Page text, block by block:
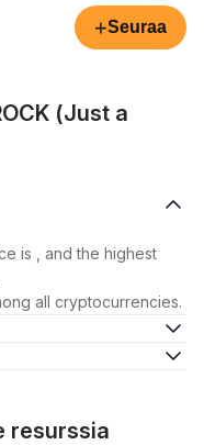
+Seuraa
(Just a
is , and the highest
all cryptocurrencies.
resurssia